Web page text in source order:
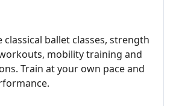
classical ballet classes, strength
mobility training and
Train at your own pace and